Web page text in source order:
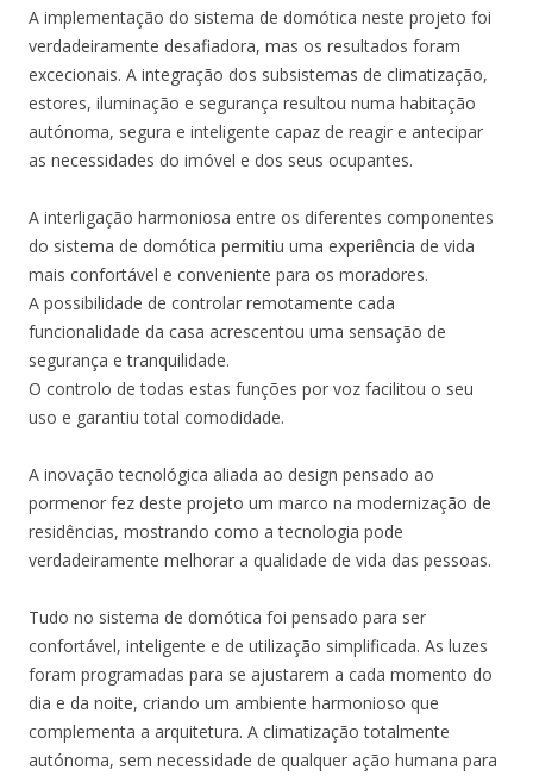
A implementação do sistema de domótica neste projeto foi
verdadeiramente desafiadora, mas os resultados foram
excecionais. A integração dos subsistemas de climatização,
estores, iluminação e segurança resultou numa habitação
autónoma, segura e inteligente capaz de reagir e antecipar
as necessidades do imóvel e dos seus ocupantes.
A interligação harmoniosa entre os diferentes componentes
do sistema de domótica permitiu uma experiência de vida
mais confortável e conveniente para os moradores.
A possibilidade de controlar remotamente cada
funcionalidade da casa acrescentou uma sensação de
segurança e tranquilidade.
O controlo de todas estas funções por voz facilitou o seu
uso e garantiu total comodidade.
A inovação tecnológica aliada ao design pensado ao
pormenor fez deste projeto um marco na modernização de
residências, mostrando como a tecnologia pode
verdadeiramente melhorar a qualidade de vida das pessoas.
Tudo no sistema de domótica foi pensado para ser
confortável, inteligente e de utilização simplificada. As luzes
foram programadas para se ajustarem a cada momento do
dia e da noite, criando um ambiente harmonioso que
complementa a arquitetura. A climatização totalmente
autónoma, sem necessidade de qualquer ação humana para